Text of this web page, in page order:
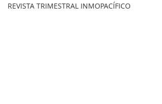
REVISTA TRIMESTRAL INMOPACÍFICO